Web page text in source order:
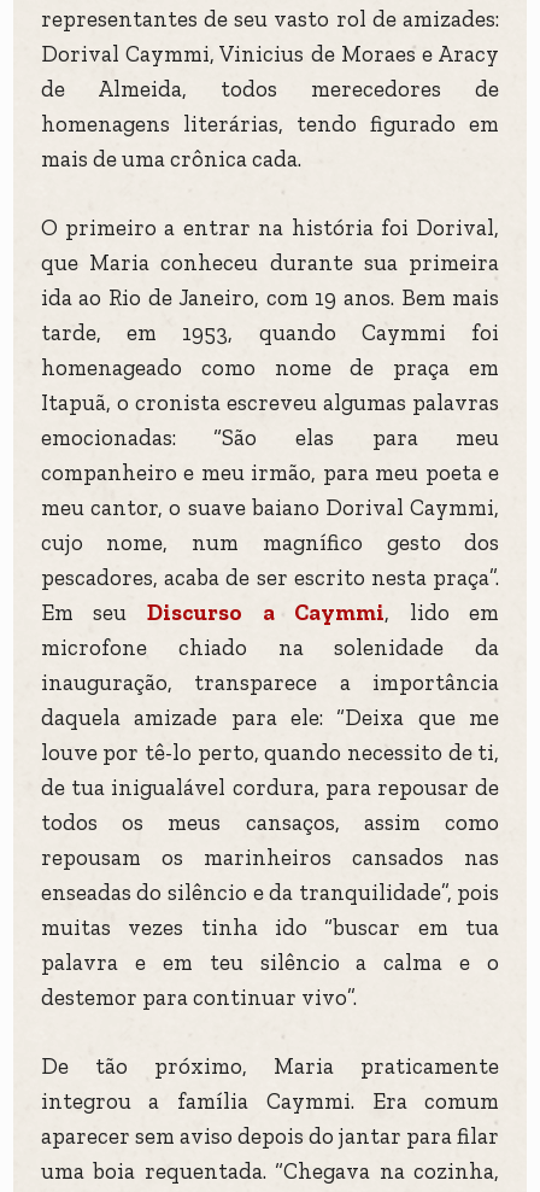
representantes de seu vasto rol de amizades:
Dorival Caymmi, Vinicius de Moraes e Aracy
de Almeida, todos merecedores de
homenagens literárias, tendo figurado em
mais de uma crônica cada.
O primeiro a entrar na história foi Dorival,
que Maria conheceu durante sua primeira
ida ao Rio de Janeiro, com 19 anos. Bem mais
tarde, em 1953, quando Caymmi foi
homenageado como nome de praça em
Itapuã, o cronista escreveu algumas palavras
emocionadas: “São elas para meu
companheiro e meu irmão, para meu poeta e
meu cantor, o suave baiano Dorival Caymmi,
cujo nome, num magnífico gesto dos
pescadores, acaba de ser escrito nesta praça”.
Em seu Discurso a Caymmi, lido em
microfone chiado na solenidade da
inauguração, transparece a importância
daquela amizade para ele: “Deixa que me
louve por tê-lo perto, quando necessito de ti,
de tua inigualável cordura, para repousar de
todos os meus cansaços, assim como
repousam os marinheiros cansados nas
enseadas do silêncio e da tranquilidade”, pois
muitas vezes tinha ido “buscar em tua
palavra e em teu silêncio a calma e o
destemor para continuar vivo”.
De tão próximo, Maria praticamente
integrou a família Caymmi. Era comum
aparecer sem aviso depois do jantar para filar
uma boia requentada. “Chegava na cozinha,